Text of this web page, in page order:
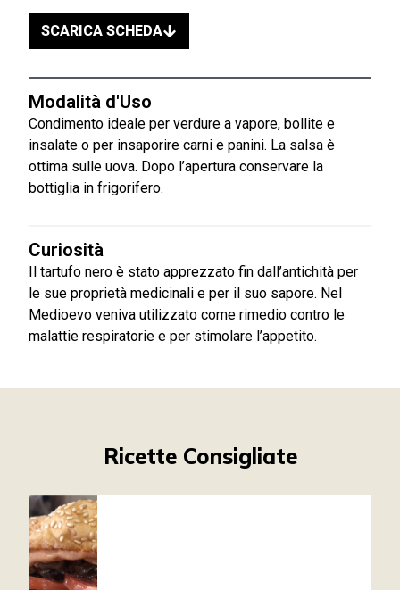
SCARICA SCHEDA
Modalità d'Uso
Condimento ideale per verdure a vapore, bollite e
insalate o per insaporire carni e panini. La salsa è
ottima sulle uova. Dopo l’apertura conservare la
bottiglia in frigorifero.
Curiosità
Il tartufo nero è stato apprezzato fin dall’antichità per
le sue proprietà medicinali e per il suo sapore. Nel
Medioevo veniva utilizzato come rimedio contro le
malattie respiratorie e per stimolare l’appetito.
Ricette Consigliate